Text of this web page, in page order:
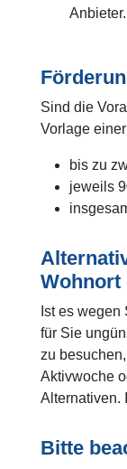
Anbieter.
Sind die
Vorlage
bis zu
jeweils
Wohnort
Ist es
für Sie
zu
Aktivwoche
Alternativen.
Bitte